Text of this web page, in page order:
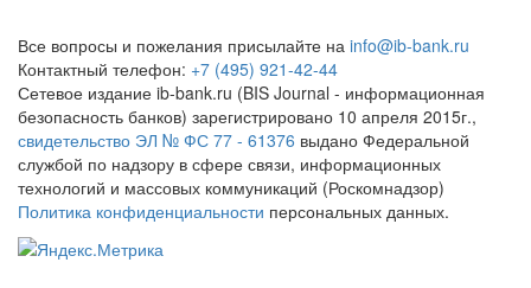
Все вопросы и пожелания присылайте на info@ib-bank.ru
Контактный телефон: +7 (495) 921-42-44
Сетевое издание ib-bank.ru (BIS Journal - информационная
безопасность банков) зарегистрировано 10 апреля 2015г.,
свидетельство ЭЛ № ФС 77 - 61376 выдано Федеральной
службой по надзору в сфере связи, информационных
технологий и массовых коммуникаций (Роскомнадзор)
Политика конфиденциальности персональных данных.